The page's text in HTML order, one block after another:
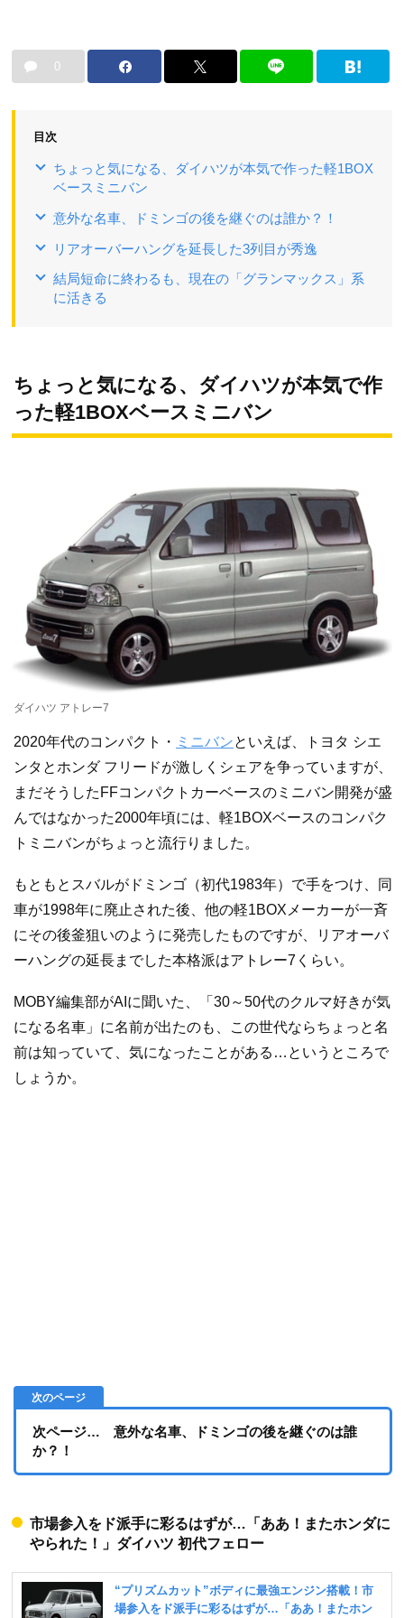
0
目次
ちょっと気になる、ダイハツが本気で作った軽1BOX
ベースミニバン
意外な名車、ドミンゴの後を継ぐのは誰か？！
リアオーバーハングを延長した3列目が秀逸
結局短命に終わるも、現在の「グランマックス」系
に活きる
ちょっと気になる、ダイハツが本気で作
った軽1BOXベースミニバン
ダイハツ アトレー7
2020年代のコンパクト・ ミニバンといえば、トヨタ シエ
ンタとホンダ フリードが激しくシェアを争っていますが、
まだそうしたFFコンパクトカーベースのミニバン開発が盛
んではなかった2000年頃には、軽1BOXベースのコンパク
トミニバンがちょっと流行りました。
もともとスバルがドミンゴ（初代1983年）で手をつけ、同
車が1998年に廃止された後、他の軽1BOXメーカーが一斉
にその後釜狙いのように発売したものですが、リアオーバ
ーハングの延長までした本格派はアトレー7くらい。
MOBY編集部がAIに聞いた、「30～50代のクルマ好きが気
になる名車」に名前が出たのも、この世代ならちょっと名
前は知っていて、気になったことがある…というところで
しょうか。
次ページ… 意外な名車、ドミンゴの後を継ぐのは誰
か？！
市場参入をド派手に彩るはずが…「ああ！またホンダに
やられた！」ダイハツ 初代フェロー